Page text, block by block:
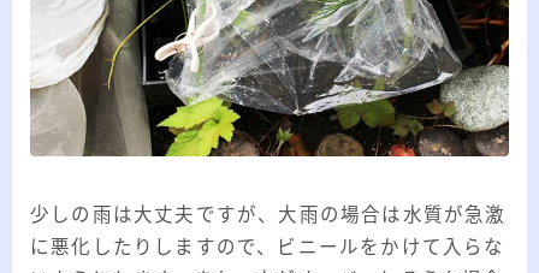
少しの雨は大丈夫ですが、大雨の場合は水質が急激
に悪化したりしますので、ビニールをかけて入らな